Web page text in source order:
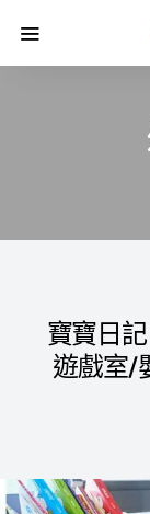
寶寶日
遊戲室/